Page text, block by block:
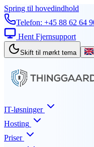
Spring til hovedindhold
Telefon: +45 88 62 64
Hent Fjernsupport
Skift til mørkt tema
IT-løsninger
Hosting
Priser